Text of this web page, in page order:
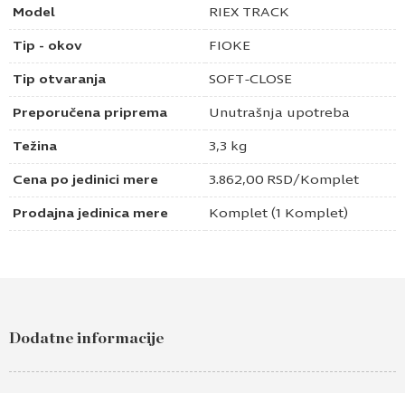
Model RIEX TRACK
Tip - okov FIOKE
Tip otvaranja SOFT-CLOSE
Preporučena priprema Unutrašnja upotreba
Težina 3,3 kg
Cena po jedinici mere 3.862,00 RSD/Komplet
Prodajna jedinica mere Komplet (1 Komplet)
Dodatne informacije